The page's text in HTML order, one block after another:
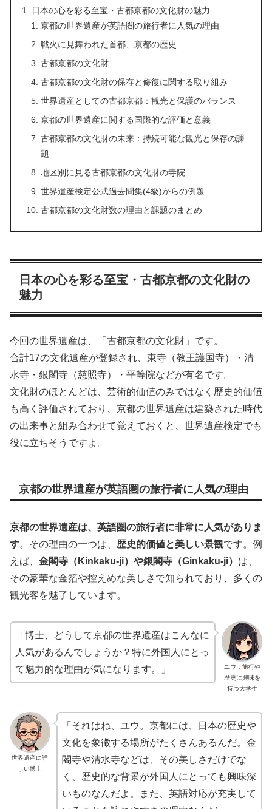
日本の心を彩る至宝・古都京都の文化財の魅力
京都の世界遺産が英語圏の旅行者に人気の理由
戦火に見舞われた首都、京都の歴史
古都京都の文化財
古都京都の文化財の保存と修復に関する取り組み
世界遺産としての古都京都：観光と保護のバランス
京都の世界遺産に関する国際的な評価と意義
古都京都の文化財の未来：持続可能な観光と保存の課
題
地区別に見る古都京都の文化財の寺院
世界遺産検定公式過去問集(4級)からの例題
古都京都の文化財数の理由と課題のまとめ
日本の心を彩る至宝・古都京都の文化財の
魅力
今回の世界遺産は、「古都京都の文化財」です。
合計17の文化遺産が登録され、東寺（教王護国寺）・清
水寺・銀閣寺（慈照寺）・平等院などが有名です。
文化財のほとんどは、芸術的価値のみではなく歴史的価値
も高く評価されており、京都の世界遺産は建築された時代
の出来事と組み合わせて覚えておくと、世界遺産検定でも
役に立ちそうですよ。
京都の世界遺産が英語圏の旅行者に人気の理由
京都の世界遺産は、英語圏の旅行者に非常に人気がありま
す。その理由の一つは、 歴史的価値と美しい景観です。例
えば、 金閣寺（Kinkaku-ji）や銀閣寺（Ginkaku-ji） は、
その豪華な金箔や控えめな美しさで知られており、多くの
観光客を魅了しています​。
ユウ：旅行や
歴史に興味を
持つ大学生
「博士、どうして京都の世界遺産はこんなに
人気があるんでしょうか？特に外国人にとっ
て魅力的な理由が気になります。」
世界遺産に詳
しい博士
「それはね、ユウ。京都には、日本の歴史や
文化を象徴する場所がたくさんあるんだ。金
閣寺や清水寺などは、その美しさだけでな
く、歴史的な背景が外国人にとっても興味深
いものなんだよ。また、英語対応が充実して